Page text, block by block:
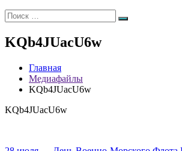
Искать:
Поиск
KQb4JUacU6w
Главная
Медиафайлы
KQb4JUacU6w
KQb4JUacU6w